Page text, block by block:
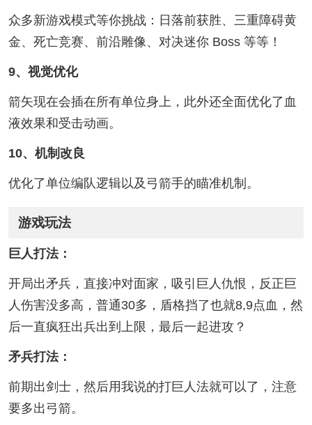
众多新游戏模式等你挑战：日落前获胜、三重障碍黄
金、死亡竞赛、前沿雕像、对决迷你 Boss 等等！
9、视觉优化
箭矢现在会插在所有单位身上，此外还全面优化了血
液效果和受击动画。
10、机制改良
优化了单位编队逻辑以及弓箭手的瞄准机制。
游戏玩法
巨人打法：
开局出矛兵，直接冲对面家，吸引巨人仇恨，反正巨
人伤害没多高，普通30多，盾格挡了也就8,9点血，然
后一直疯狂出兵出到上限，最后一起进攻？
矛兵打法：
前期出剑士，然后用我说的打巨人法就可以了，注意
要多出弓箭。